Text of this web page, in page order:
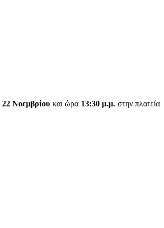
22 Νοεμβρίου και ώρα 13:30 μ.μ. στην πλατεία